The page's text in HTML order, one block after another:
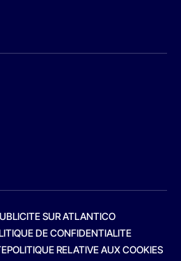
SUR ATLANTICO
DE CONFIDENTIALITE
POLITIQUE RELATIVE AUX COOKIES